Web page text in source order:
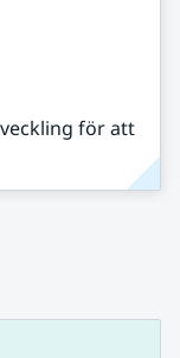
för att